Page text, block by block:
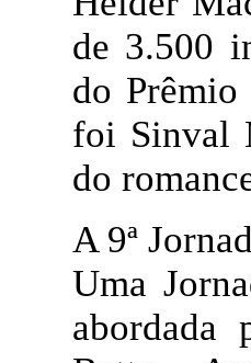
de 3.500
do
foi Sinval
do
A 9ª
Uma
abordada